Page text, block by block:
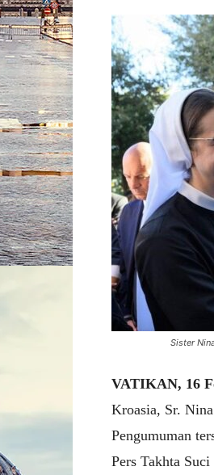
Sister
VATIKAN, 16
Kroasia, Sr.
Pengumuman
Pers Takhta